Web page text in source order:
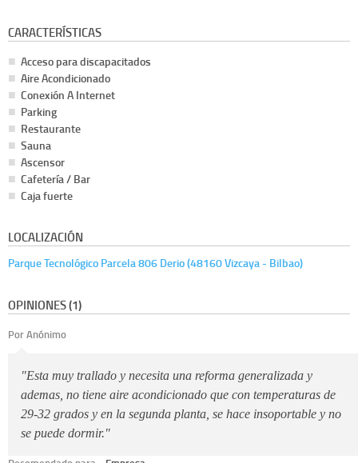
CARACTERÍSTICAS
Acceso para discapacitados
Aire Acondicionado
Conexión A Internet
Parking
Restaurante
Sauna
Ascensor
Cafetería / Bar
Caja fuerte
LOCALIZACIÓN
Parque Tecnológico Parcela 806 Derio (48160 Vizcaya - Bilbao)
OPINIONES (1)
Por Anónimo
"Esta muy trallado y necesita una reforma generalizada y
ademas, no tiene aire acondicionado que con temperaturas de
29-32 grados y en la segunda planta, se hace insoportable y no
se puede dormir."